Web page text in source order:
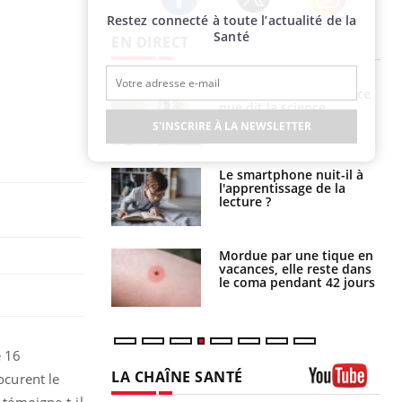
16
le
Facebook Twitter Instagram
que dit la science
Le smartphone nuit-il à
l'apprentissage de la
lecture ?
Mordue par une tique en
vacances, elle reste dans
le coma pendant 42 jours
LA CHAÎNE SANTÉ
Restez connecté à toute l’actualité de la
Santé
S'INSCRIRE À LA NEWSLETTER